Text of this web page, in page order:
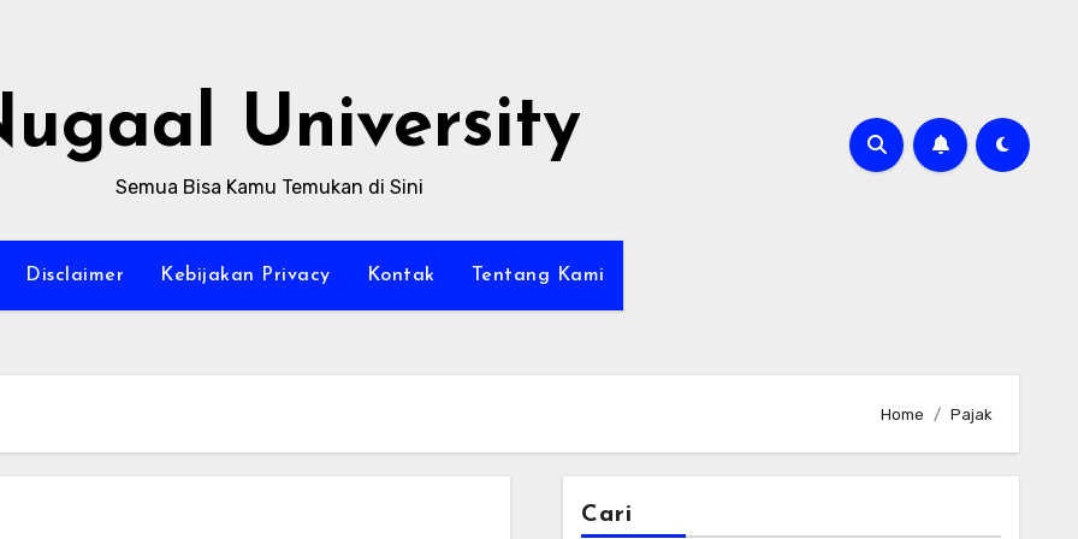
University
Semua Bisa Kamu Temukan di Sini
Disclaimer Kebijakan Privacy Kontak Tentang Kami
Home Pajak
Cari